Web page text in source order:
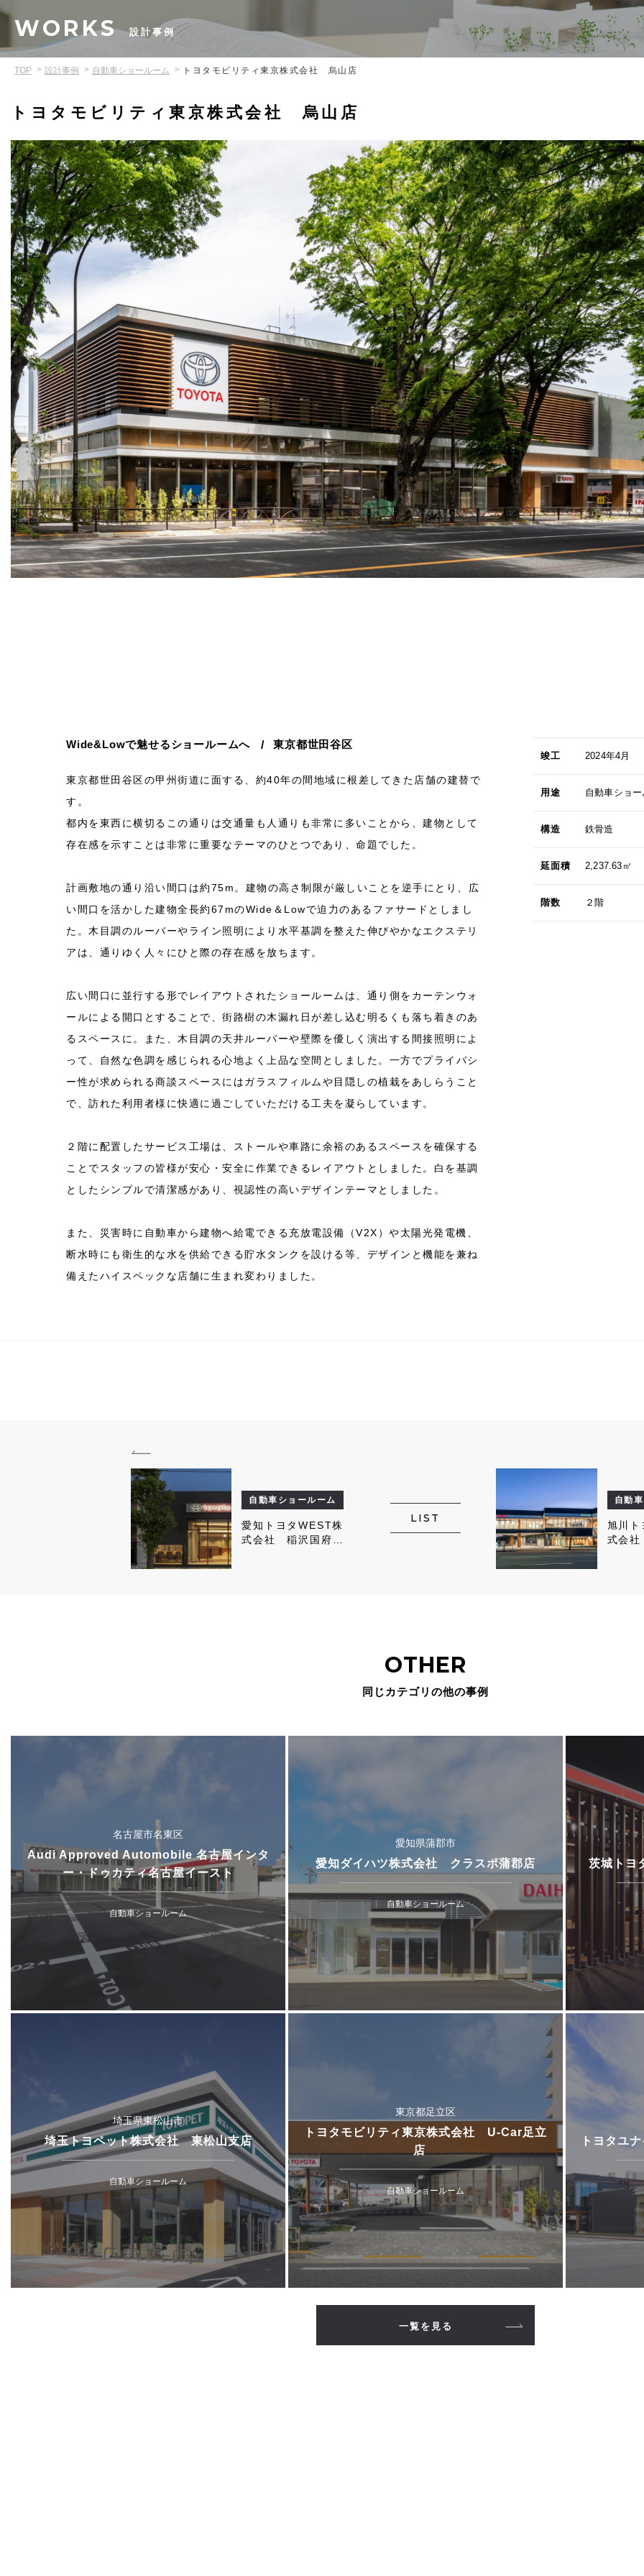
WORKS 設計事例
TOP 設計事例 自動車ショールーム トヨタモビリティ東京株式会社 烏山店
トヨタモビリティ東京株式会社 烏山店
Wide&Lowで魅せるショールームへ 東京都世田谷区
東京都世田谷区の甲州街道に面する、約40年の間地域に根差してきた店舗の建替で
す。
都内を東西に横切るこの通りは交通量も人通りも非常に多いことから、建物として
存在感を示すことは非常に重要なテーマのひとつであり、命題でした。
計画敷地の通り沿い間口は約75m。建物の高さ制限が厳しいことを逆手にとり、広
い間口を活かした建物全長約67mのWide＆Lowで迫力のあるファサードとしまし
た。木目調のルーバーやライン照明により水平基調を整えた伸びやかなエクステリ
アは、通りゆく人々にひと際の存在感を放ちます。
広い間口に並行する形でレイアウトされたショールームは、通り側をカーテンウォ
ールによる開口とすることで、街路樹の木漏れ日が差し込む明るくも落ち着きのあ
るスペースに。また、木目調の天井ルーバーや壁際を優しく演出する間接照明によ
って、自然な色調を感じられる心地よく上品な空間としました。一方でプライバシ
ー性が求められる商談スペースにはガラスフィルムや目隠しの植栽をあしらうこと
で、訪れた利用者様に快適に過ごしていただける工夫を凝らしています。
２階に配置したサービス工場は、ストールや車路に余裕のあるスペースを確保する
ことでスタッフの皆様が安心・安全に作業できるレイアウトとしました。白を基調
としたシンプルで清潔感があり、視認性の高いデザインテーマとしました。
また、災害時に自動車から建物へ給電できる充放電設備（V2X）や太陽光発電機、
断水時にも衛生的な水を供給できる貯水タンクを設ける等、デザインと機能を兼ね
備えたハイスペックな店舗に生まれ変わりました。
竣工 2024年4月
用途 自動車ショ
構造 鉄骨造
延面積 2,237.63㎡
階数 ２階
自動車ショールーム
愛知トヨタWEST株
式会社 稲沢国府宮
LIST
自動
旭川ト
式会
OTHER
同じカテゴリの他の事例
名古屋市名東区
Audi Approved Automobile 名古屋インタ
ー・ドゥカティ名古屋イースト
自動車ショールーム
愛知県蒲郡市
愛知ダイハツ株式会社 クラスポ蒲郡店
自動車ショールーム
茨城トヨ
埼玉県東松山市
埼玉トヨペット株式会社 東松山支店
自動車ショールーム
東京都足立区
トヨタモビリティ東京株式会社 U-Car足立
店
自動車ショールーム
トヨタユ
一覧を見る